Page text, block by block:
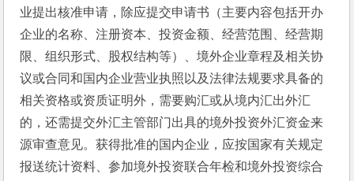
业提出核准申请，除应提交申请书（主要内容包括开办
企业的名称、注册资本、投资金额、经营范围、经营期
限、组织形式、股权结构等）、境外企业章程及相关协
议或合同和国内企业营业执照以及法律法规要求具备的
相关资格或资质证明外，需要购汇或从境内汇出外汇
的，还需提交外汇主管部门出具的境外投资外汇资金来
源审查意见。获得批准的国内企业，应按国家有关规定
报送统计资料、参加境外投资联合年检和境外投资综合